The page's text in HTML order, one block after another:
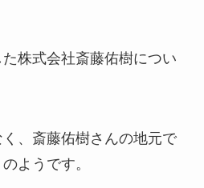
株式会社斎藤佑樹につい
、斎藤佑樹さんの地元で
ようです。